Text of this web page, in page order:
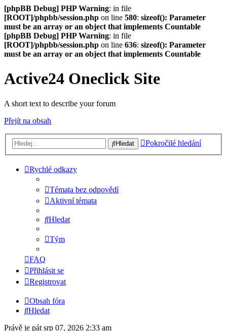
[phpBB Debug] PHP Warning: in file
[ROOT]/phpbb/session.php on line 580: sizeof(): Parameter
must be an array or an object that implements Countable
[phpBB Debug] PHP Warning: in file
[ROOT]/phpbb/session.php on line 636: sizeof(): Parameter
must be an array or an object that implements Countable
Active24 Oneclick Site
A short text to describe your forum
Přejít na obsah
Hledat Pokročilé hledání
Rychlé odkazy
Témata bez odpovědí
Aktivní témata
Hledat
Tým
FAQ
Přihlásit se
Registrovat
Obsah fóra
Hledat
Právě je pát srp 07, 2026 2:33 am